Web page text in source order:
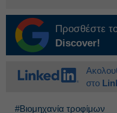
Προσθέστε
Discover!
στο
#Βιομηχανία τροφίμων